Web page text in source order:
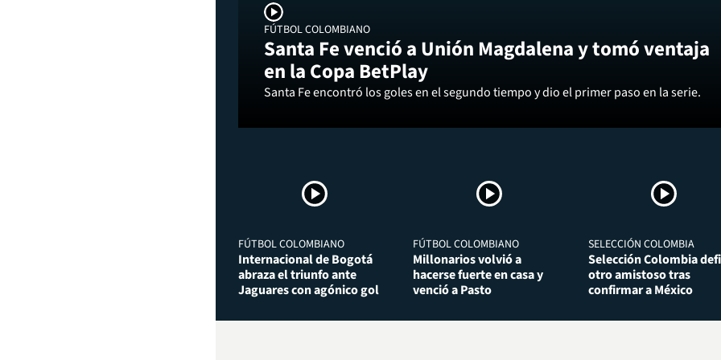
FÚTBOL COLOMBIANO
Santa Fe venció a Unión Magdalena y tomó ventaja
en la Copa BetPlay
Santa Fe encontró los goles en el segundo tiempo y dio el primer paso en la serie.
FÚTBOL COLOMBIANO
Internacional de Bogotá
abraza el triunfo ante
Jaguares con agónico gol
FÚTBOL COLOMBIANO
Millonarios volvió a
hacerse fuerte en casa y
venció a Pasto
SELECCIÓN COLOMBIA
Selección Colombia
otro amistoso tras
confirmar a México